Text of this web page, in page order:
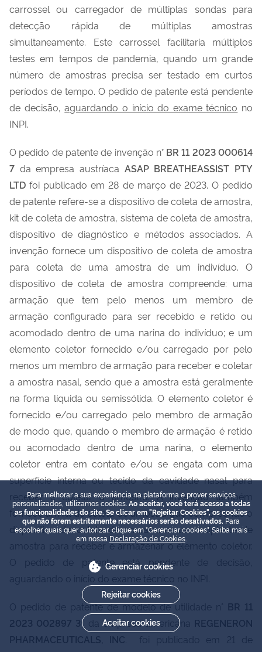
carrossel ou carregador de múltiplas sondas para
detecção rápida de múltiplas amostras
simultaneamente. Este carrossel facilitaria múltiplos
testes em tempos de pandemia, quando um grande
número de amostras precisa ser testado em curtos
períodos de tempo. O pedido de patente está pendente
de decisão,aguardando o início do exame técnico no
INPI.
O pedido de patente de invenção n° BR 11 2023 000614
7 da empresa austríaca ASAP BREATHEASSIST PTY
LTDfoi publicado em 28 de março de 2023. O pedido
de patente refere-se a dispositivo de coleta de amostra,
kit de coleta de amostra, sistema de coleta de amostra,
dispositivo de diagnóstico e métodos associados. A
invenção fornece um dispositivo de coleta de amostra
para coleta de uma amostra de um indivíduo. O
dispositivo de coleta de amostra compreende: uma
armação que tem pelo menos um membro de
armação configurado para ser recebido e retido ou
acomodado dentro de uma narina do indivíduo; e um
elemento coletor fornecido e/ou carregado por pelo
menos um membro de armação para receber e coletar
a amostra nasal, sendo que a amostra está geralmente
na forma líquida ou semissólida. O elemento coletor é
fornecido e/ou carregado pelo membro de armação
de modo que, quando o membro de armação é retido
ou acomodado dentro de uma narina, o elemento
coletor entra em contato e/ou se engata com uma
superfície interna ou tecido da cavidade nasal para
receber e coletar a amostra. A invenção também
fornece um kit de coleta de amostra que compreende o
dispositivo de coleta de amostra e um recipiente de
amostra para receber e armazenar o elemento coletor.
O pedido de patente está pendente de decisão,
aguardando o início do exame técnico no INPI.
O pedido de patente de modelo de utilidade n° BR 11
2023 002897 3 da empresa americana REGENERON
PHARMACEUTICALS, INC. foi publicado em 21 de
Para melhorar a sua experiência na plataforma e prover serviços
personalizados, utilizamos cookies.Ao aceitar, você terá acesso a todas
as funcionalidades do site. Se clicar em "Rejeitar Cookies", os cookies
que não forem estritamente necessários serão desativados. Para
escolher quais quer autorizar, clique em "Gerenciar cookies". Saiba mais
em nossa Declaração de Cookies.
Gerenciar cookies
Rejeitar cookies
Aceitar cookies